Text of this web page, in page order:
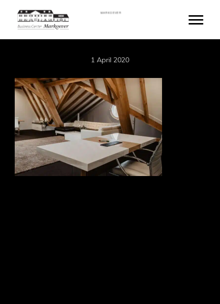
to
main
MARKOEVER
1 April 2020